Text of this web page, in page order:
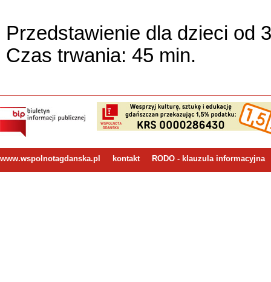
Przedstawienie dla dzieci od
Czas trwania: 45 min.
www.wspolnotagdanska.pl kontakt RODO - klauzula informacyjna